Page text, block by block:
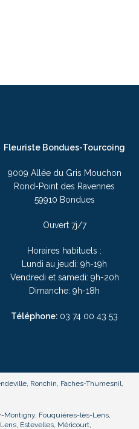
Fleuriste Bondues-Tourcoing
9009 Allée du Gris Mouchon
Rond-Point des Ravennes
59910 Bondues
Ouvert 7j/7
Horaires habituels :
Lundi au jeudi: 9h-19h
Vendredi et samedi: 9h-20h
Dimanche: 9h-18h
Téléphone: 03 74 00 43 53
Ronchin, Faches-Thumesnil,
Montigny, Fouquières-lès-Lens,
Estevelles, Méricourt,